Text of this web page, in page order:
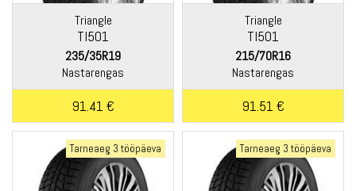
Triangle
TI501
235/35R19
Nastarengas
91.41 €
Triangle
TI501
215/70R16
Nastarengas
91.51 €
Tarneaeg 3 tööpäeva Tarneaeg 3 tööpäeva